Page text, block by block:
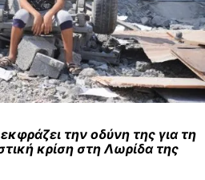
την οδύνη της για τη
κρίση στη Λωρίδα της